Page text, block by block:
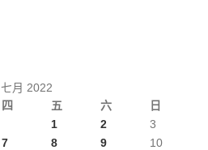
七月 2022
四 五 六 日
1 2
3
7 8 9
10